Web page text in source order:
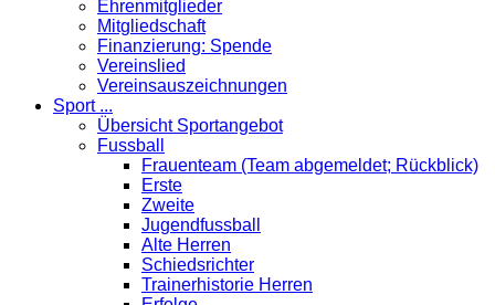
Ehrenmitglieder
Mitgliedschaft
Finanzierung: Spende
Vereinslied
Vereinsauszeichnungen
Sport ...
Übersicht Sportangebot
Fussball
Frauenteam (Team abgemeldet; Rückblick)
Erste
Zweite
Jugendfussball
Alte Herren
Schiedsrichter
Trainerhistorie Herren